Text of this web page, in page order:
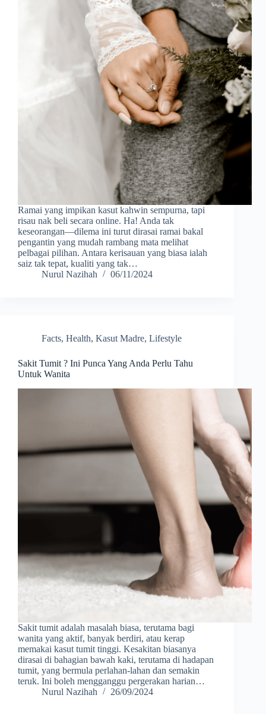
Ramai yang impikan kasut kahwin sempurna, tapi
risau nak beli secara online. Ha! Anda tak
keseorangan—dilema ini turut dirasai ramai bakal
pengantin yang mudah rambang mata melihat
pelbagai pilihan. Antara kerisauan yang biasa ialah
saiz tak tepat, kualiti yang tak…
Nurul Nazihah
06/11/2024
Facts, Health, Kasut Madre, Lifestyle
Sakit Tumit ? Ini Punca Yang Anda Perlu Tahu
Untuk Wanita
Sakit tumit adalah masalah biasa, terutama bagi
wanita yang aktif, banyak berdiri, atau kerap
memakai kasut tumit tinggi. Kesakitan biasanya
dirasai di bahagian bawah kaki, terutama di hadapan
tumit, yang bermula perlahan-lahan dan semakin
teruk. Ini boleh mengganggu pergerakan harian…
Nurul Nazihah
26/09/2024